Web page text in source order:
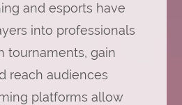
and esports have
into professionals
tournaments, gain
reach audiences
platforms allow